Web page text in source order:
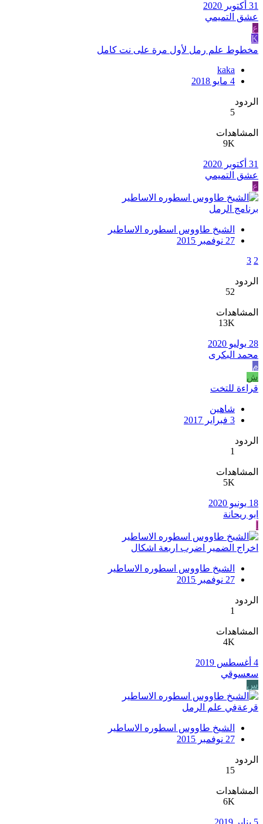
31 أكتوبر 2020
عشق التميمي
ع
K
مخطوط علم رمل لأول مرة على نت كامل
kaka
4 مايو 2018
الردود
5
المشاهدات
9K
31 أكتوبر 2020
عشق التميمي
ع
برنامج الرمل
الشيخ طاووس اسطوره الاساطير
27 نوفمبر 2015
2
3
الردود
52
المشاهدات
13K
28 يوليو 2020
محمد البكرى
م
ش
قراءة للتخت
شاهين
3 فبراير 2017
الردود
1
المشاهدات
5K
18 يونيو 2020
ابو ريحانة
اخراج الضمير اضرب اربعة اشكال
الشيخ طاووس اسطوره الاساطير
27 نوفمبر 2015
الردود
1
المشاهدات
4K
4 أغسطس 2019
سعسوقي
س
قرعةفي علم الرمل
الشيخ طاووس اسطوره الاساطير
27 نوفمبر 2015
الردود
15
المشاهدات
6K